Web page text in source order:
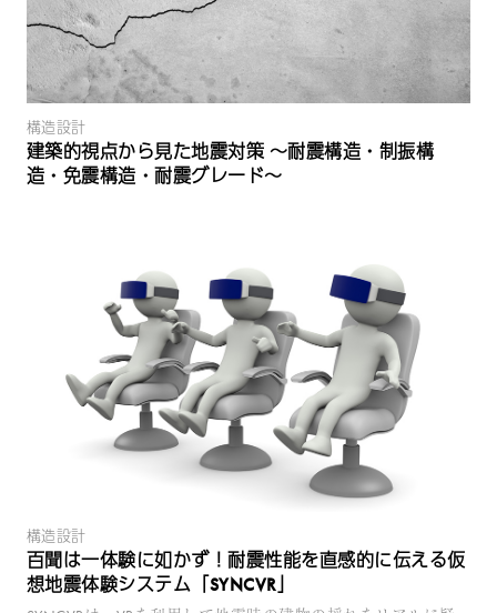
構造設計
建築的視点から見た地震対策 ～耐震構造・制振構
造・免震構造・耐震グレード～
構造設計
百聞は一体験に如かず！耐震性能を直感的に伝える仮
想地震体験システム「SYNCVR」